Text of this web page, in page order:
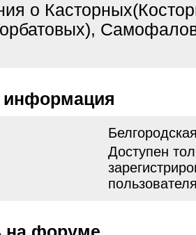
о
информация
Доступен